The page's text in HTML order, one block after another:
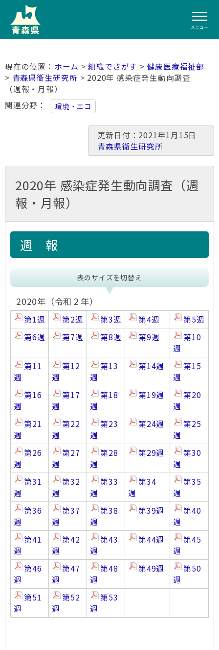
メニュー
ホーム >組織でさがす > 健康医療福祉部
> 青森県衛生研究所 > 2020年 感染症発生動向調査
（週報・月報）
関連分野
環境・エコ
更新日付：2021年1月15日
青森県衛生研究所
2020年 感染症発生動向調査（週
報・月報）
週 報
表のサイズを切替え
2020年（令和２年）
第1週 第2週 第3週 第4週
第5週
第6週
第7週 第8週 第9週
第10
週
第11
週
第12
週
第13
週
第14週
第15
週
第16
週
第17
週
第18
週
第19週
第20
週
第21
週
第22
週
第23
週
第24週
第25
週
第26
週
第27
週
第28
週
第29週
第30
週
第31
週
第32
週
第33
週
第34
週
第35
週
第36
週
第37
週
第38
週
第39週
第40
週
第41
週
第42
週
第43
週
第44週
第45
週
第46
週
第47
週
第48
週
第49週
第50
週
第51
週
第52
週
第53
週